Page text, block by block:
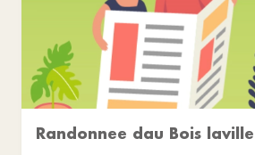
Randonnee dau Bois laville